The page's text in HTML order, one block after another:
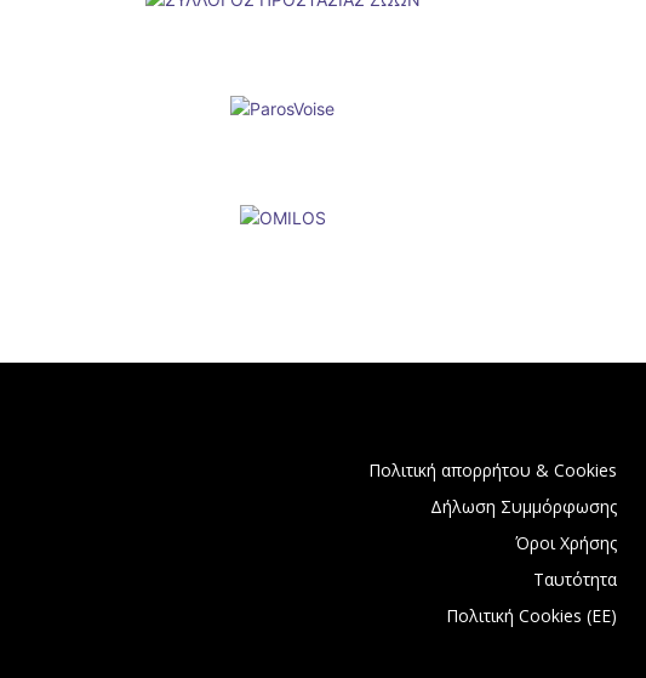
Πολιτική απορρήτου & Cookies
Δήλωση Συμμόρφωσης
Όροι Χρήσης
Ταυτότητα
Πολιτική Cookies (ΕΕ)